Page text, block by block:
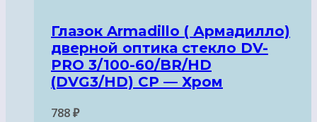
Глазок Armadillo ( Армадилло)
дверной оптика стекло DV-
PRO 3/100-60/BR/HD
(DVG3/HD) CP — Хром
788₽